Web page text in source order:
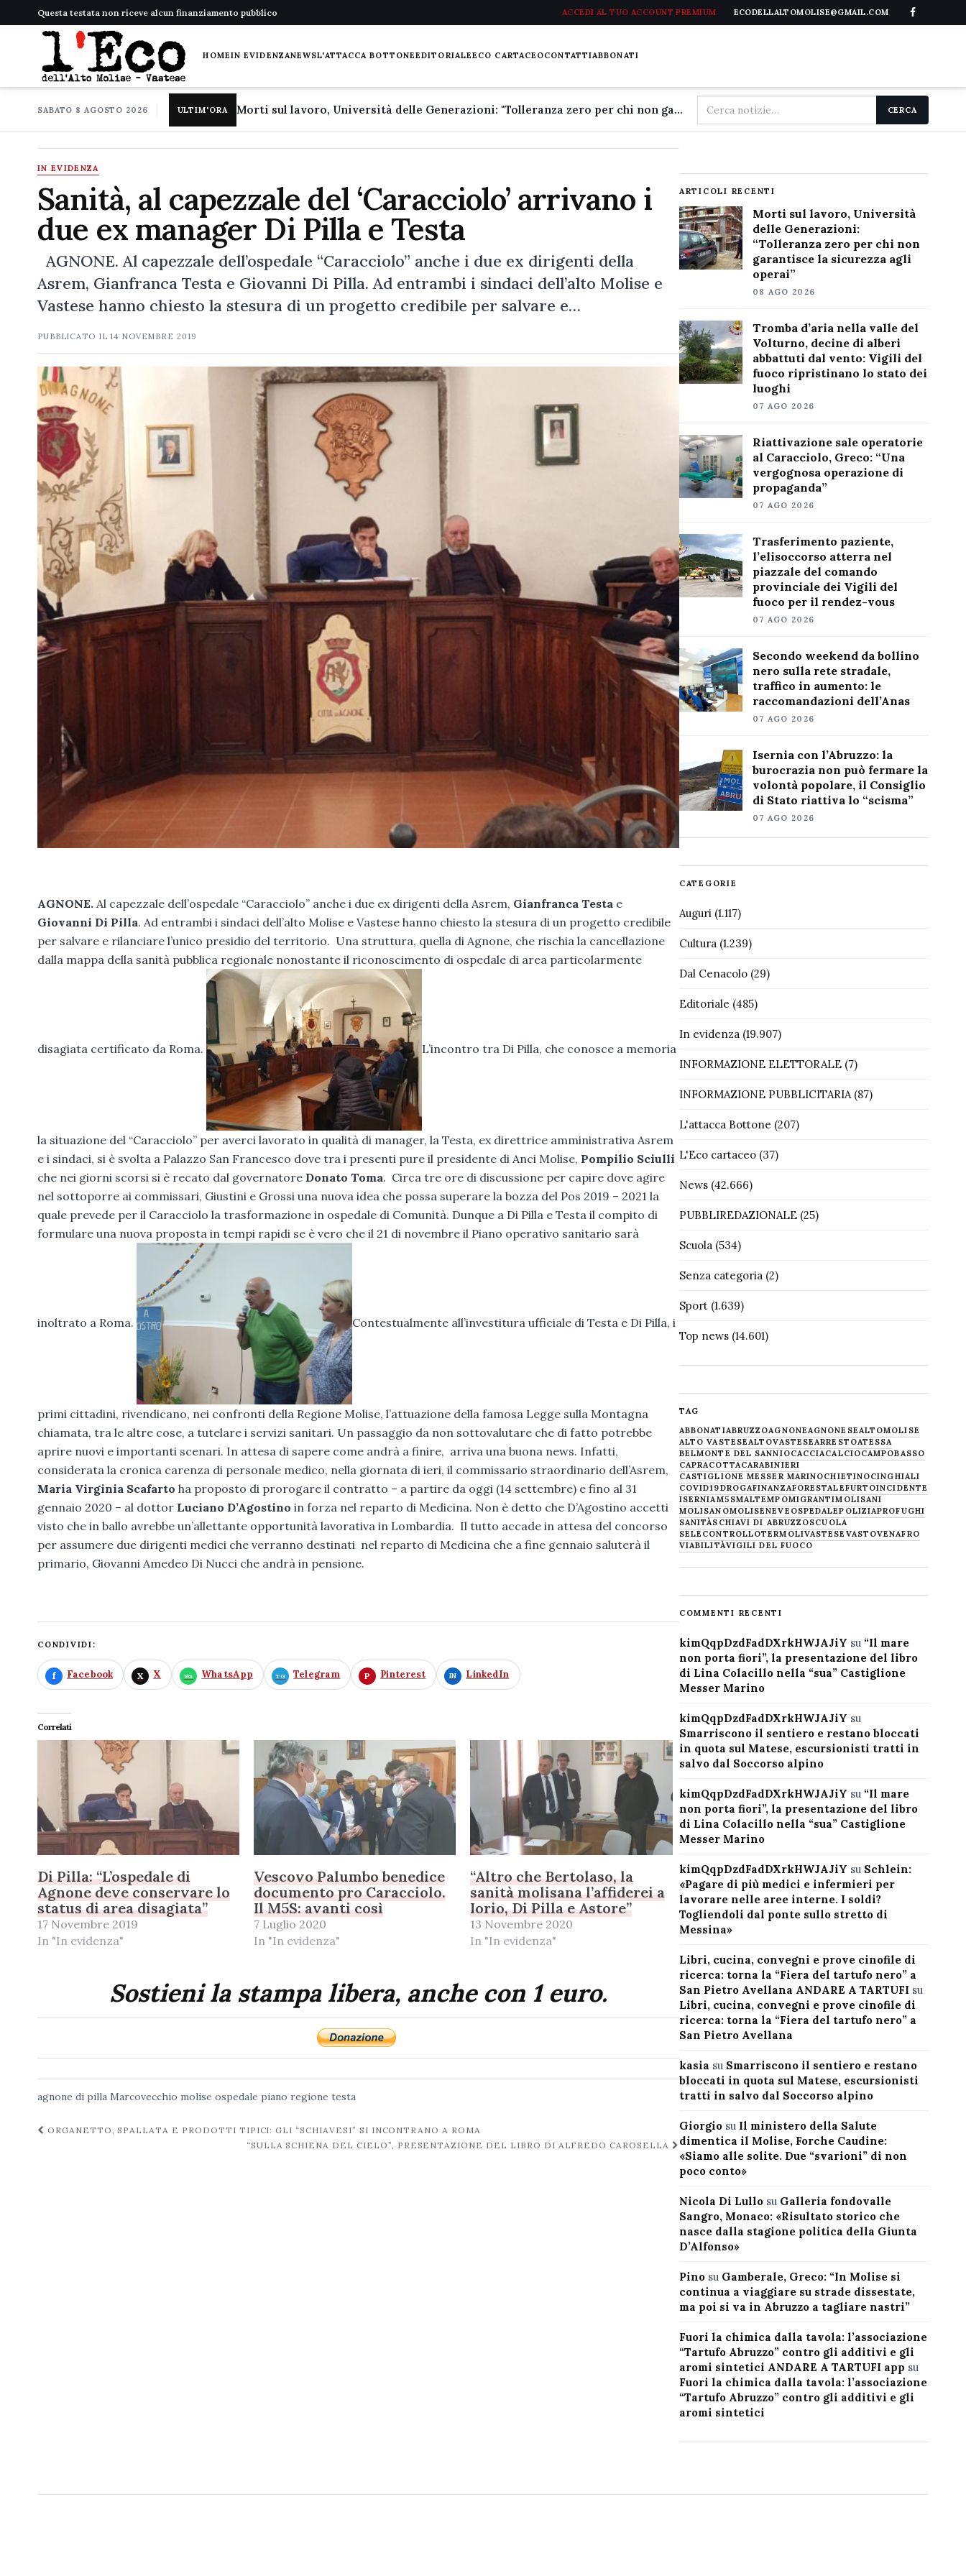
Questa testata non riceve alcun finanziamento pubblico ACCEDI AL TUO ACCOUNT PREMIUM ECODELLALTOMOLISE@GMAIL.COM
HOMEIN EVIDENZANEWSL'ATTACCA BOTTONEEDITORIALEECO CARTACEOCONTATTIABBONATI
SABATO 8 AGOSTO 2026 ULTIM'ORA Morti sul lavoro, Università delle Generazioni: "Tolleranza zero per chi non garantisce la sicurezza agli operai"
Cerca
nel
CERCA
IN EVIDENZA
Sanità, al capezzale del ‘Caracciolo’ arrivano i
due ex manager Di Pilla e Testa
AGNONE. Al capezzale dell’ospedale “Caracciolo” anche i due ex dirigenti della
Asrem, Gianfranca Testa e Giovanni Di Pilla. Ad entrambi i sindaci dell’alto Molise e
Vastese hanno chiesto la stesura di un progetto credibile per salvare e…
PUBBLICATO IL14 NOVEMBRE 2019
AGNONE. Al capezzale dell’ospedale “Caracciolo” anche i due ex dirigenti della Asrem, Gianfranca Testa e
Giovanni Di Pilla. Ad entrambi i sindaci dell’alto Molise e Vastese hanno chiesto la stesura di un progetto credibile
per salvare e rilanciare l’unico presidio del territorio. Una struttura, quella di Agnone, che rischia la cancellazione
dalla mappa della sanità pubblica regionale nonostante il riconoscimento di ospedale di area particolarmente
disagiata certificato da Roma. L’incontro tra Di Pilla, che conosce a memoria
la situazione del “Caracciolo” per averci lavorato in qualità di manager, la Testa, ex direttrice amministrativa Asrem
e i sindaci, si è svolta a Palazzo San Francesco dove tra i presenti pure il presidente di Anci Molise, Pompilio Sciulli
che nei giorni scorsi si è recato dal governatore Donato Toma. Circa tre ore di discussione per capire dove agire
nel sottoporre ai commissari, Giustini e Grossi una nuova idea che possa superare la bozza del Pos 2019 – 2021 la
quale prevede per il Caracciolo la trasformazione in ospedale di Comunità. Dunque a Di Pilla e Testa il compito di
formulare una nuova proposta in tempi rapidi se è vero che il 21 di novembre il Piano operativo sanitario sarà
inoltrato a Roma. Contestualmente all’investitura ufficiale di Testa e Di Pilla, i
primi cittadini, rivendicano, nei confronti della Regione Molise, l’attuazione della famosa Legge sulla Montagna
chiamata, tra le altre cose, a tutelare i servizi sanitari. Un passaggio da non sottovalutare che di fatto potrebbe
aprire nuovi e importanti scenari. In attesa di sapere come andrà a finire, arriva una buona news. Infatti,
considerata la cronica carenza di personale medico, nella giornata di ieri, il commissario straordinario dell’Asrem,
Maria Virginia Scafarto ha proposto di prorogare il contratto – a partire da oggi (14 settembre) e fino al 31
gennaio 2020 – al dottor Luciano D’Agostino in forza nel reparto di Medicina. Non è detto che D’Agostino accetti
visto che in ballo avrebbe un’allettante opportunità lavorativa in Lombardia. Il tutto accade in attesa del concorso
per assumere due dirigenti medici che verranno destinati nel reparto di Medicina che a fine gennaio saluterà il
primario, Giovanni Amedeo Di Nucci che andrà in pensione.
CONDIVIDI:
Facebook X WhatsApp Telegram Pinterest LinkedIn
Correlati
Di Pilla: “L’ospedale di
Agnone deve conservare lo
status di area disagiata”
17 Novembre 2019
In "In evidenza"
Vescovo Palumbo benedice
documento pro Caracciolo.
Il M5S: avanti così
7 Luglio 2020
In "In evidenza"
“Altro che Bertolaso, la
sanità molisana l’affiderei a
Iorio, Di Pilla e Astore”
13 Novembre 2020
In "In evidenza"
Sostieni la stampa libera, anche con 1 euro.
agnone di pilla Marcovecchio molise ospedale piano regione testa
Navigazione
ORGANETTO, SPALLATA E PRODOTTI TIPICI: GLI “SCHIAVESI” SI INCONTRANO A ROMA
“SULLA SCHIENA DEL CIELO”, PRESENTAZIONE DEL LIBRO DI ALFREDO CAROSELLA
ARTICOLI RECENTI
Morti sul lavoro, Università
delle Generazioni:
“Tolleranza zero per chi non
garantisce la sicurezza agli
operai”
08 AGO 2026
Tromba d’aria nella valle del
Volturno, decine di alberi
abbattuti dal vento: Vigili del
fuoco ripristinano lo stato dei
luoghi
07 AGO 2026
Riattivazione sale operatorie
al Caracciolo, Greco: “Una
vergognosa operazione di
propaganda”
07 AGO 2026
Trasferimento paziente,
l’elisoccorso atterra nel
piazzale del comando
provinciale dei Vigili del
fuoco per il rendez-vous
07 AGO 2026
Secondo weekend da bollino
nero sulla rete stradale,
traffico in aumento: le
raccomandazioni dell’Anas
07 AGO 2026
Isernia con l’Abruzzo: la
burocrazia non può fermare la
volontà popolare, il Consiglio
di Stato riattiva lo “scisma”
07 AGO 2026
CATEGORIE
Auguri(1.117)
Cultura(1.239)
Dal Cenacolo(29)
Editoriale (485)
In evidenza(19.907)
INFORMAZIONE ELETTORALE(7)
INFORMAZIONE PUBBLICITARIA(87)
L'attacca Bottone (207)
L'Eco cartaceo(37)
News(42.666)
PUBBLIREDAZIONALE(25)
Scuola(534)
Senza categoria(2)
Sport(1.639)
Top news(14.601)
TAG
ABBONATIABRUZZOAGNONEAGNONESEALTOMOLISE
ALTO VASTESEALTOVASTESEARRESTOATESSA
BELMONTE DEL SANNIOCACCIACALCIOCAMPOBASSO
CAPRACOTTACARABINIERI
CASTIGLIONE MESSER MARINOCHIETINOCINGHIALI
COVID19DROGAFINANZAFORESTALEFURTOINCIDENTE
ISERNIAM5SMALTEMPOMIGRANTIMOLISANI
MOLISANOMOLISENEVE OSPEDALEPOLIZIAPROFUGHI
SANITÀSCHIAVI DI ABRUZZOSCUOLA
SELECONTROLLOTERMOLIVASTESE VASTOVENAFRO
VIABILITÀVIGILI DEL FUOCO
COMMENTI RECENTI
kimQqpDzdFadDXrkHWJAJiY su “Il mare
non porta fiori”, la presentazione del libro
di Lina Colacillo nella “sua” Castiglione
Messer Marino
kimQqpDzdFadDXrkHWJAJiY su
Smarriscono il sentiero e restano bloccati
in quota sul Matese, escursionisti tratti in
salvo dal Soccorso alpino
kimQqpDzdFadDXrkHWJAJiY su “Il mare
non porta fiori”, la presentazione del libro
di Lina Colacillo nella “sua” Castiglione
Messer Marino
kimQqpDzdFadDXrkHWJAJiY su Schlein:
«Pagare di più medici e infermieri per
lavorare nelle aree interne. I soldi?
Togliendoli dal ponte sullo stretto di
Messina»
Libri, cucina, convegni e prove cinofile di
ricerca: torna la “Fiera del tartufo nero” a
San Pietro Avellana ANDARE A TARTUFI su
Libri, cucina, convegni e prove cinofile di
ricerca: torna la “Fiera del tartufo nero” a
San Pietro Avellana
kasia su Smarriscono il sentiero e restano
bloccati in quota sul Matese, escursionisti
tratti in salvo dal Soccorso alpino
Giorgiosu Il ministero della Salute
dimentica il Molise, Forche Caudine:
«Siamo alle solite. Due “svarioni” di non
poco conto»
Nicola Di Lullosu Galleria fondovalle
Sangro, Monaco: «Risultato storico che
nasce dalla stagione politica della Giunta
D’Alfonso»
Pinosu Gamberale, Greco: “In Molise si
continua a viaggiare su strade dissestate,
ma poi si va in Abruzzo a tagliare nastri”
Fuori la chimica dalla tavola: l’associazione
“Tartufo Abruzzo” contro gli additivi e gli
aromi sintetici ANDARE A TARTUFI app su
Fuori la chimica dalla tavola: l’associazione
“Tartufo Abruzzo” contro gli additivi e gli
aromi sintetici